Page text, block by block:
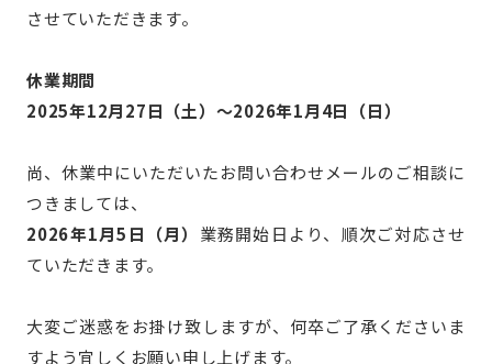
させていただきます。
休業期間
2025年12月27日（土）～2026年1月4日（日）
尚、休業中にいただいたお問い合わせメールのご相談に
つきましては、
2026年1月5日（月） 業務開始日より、順次ご対応させ
ていただきます。
大変ご迷惑をお掛け致しますが、何卒ご了承くださいま
すよう宜しくお願い申し上げます。